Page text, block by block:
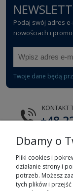
Podaj swój adres
nowościach i
Twoje dane będą
KONTAKT
+48
E-MAIL
Dbamy o
Pliki cookies i
działanie strony i
potrzeb. Możesz
tych plików i